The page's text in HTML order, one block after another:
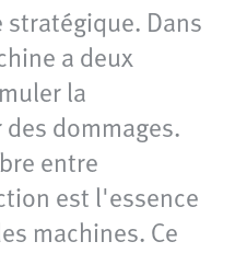
Dans
a deux
la
dommages.
entre
est l'essence
machines. Ce